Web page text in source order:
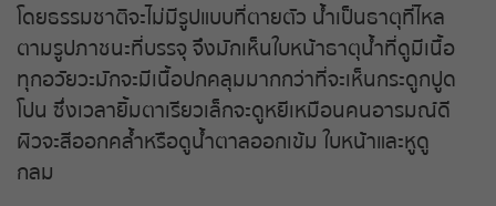
หวยหุ้นเกาหลี
หวยหุ้นนิเคอิ เช้า
หวยหุ้นนิเคอิ บ่าย
โดยธรรมชาติจะไม่มีรูปแบบที่ตายตัว น้ำเป็นธาตุที่ไหล
ตามรูปภาชนะที่บรรจุ จึงมักเห็นใบหน้าธาตุน้ำที่ดูมีเนื้อ
ทุกอวัยวะมักจะมีเนื้อปกคลุมมากกว่าที่จะเห็นกระดูกปูด
โปน ซึ่งเวลายิ้มตาเรียวเล็กจะดูหยีเหมือนคนอารมณ์ดี
ผิวจะสีออกคล้ำหรือดูน้ำตาลออกเข้ม ใบหน้าและหูดู
กลม